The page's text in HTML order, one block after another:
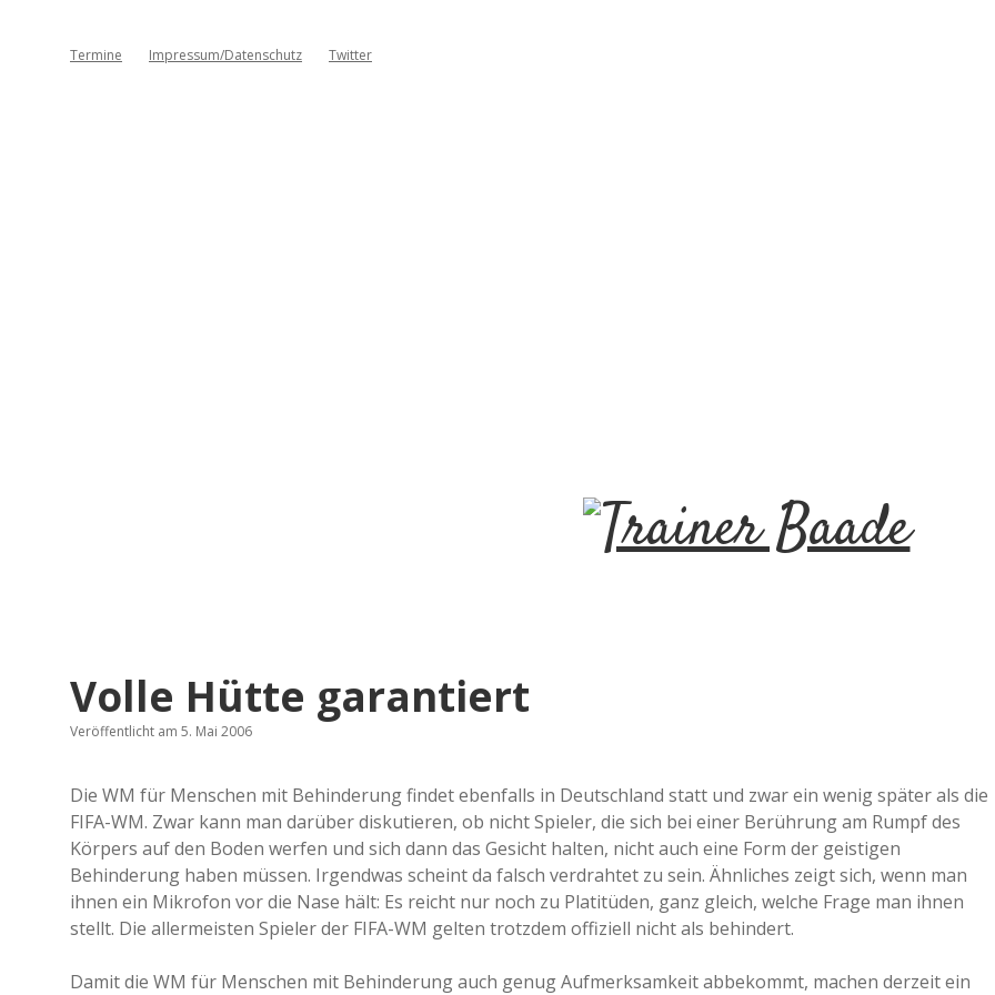
Termine Impressum/Datenschutz Twitter
T
n
e
r
Volle Hütte garantiert
Veröffentlicht am 5. Mai 2006
Die WM für Menschen mit Behinderung findet ebenfalls in Deutschland statt und zwar ein wenig später als die
FIFA-WM. Zwar kann man darüber diskutieren, ob nicht Spieler, die sich bei einer Berührung am Rumpf des
Körpers auf den Boden werfen und sich dann das Gesicht halten, nicht auch eine Form der geistigen
Behinderung haben müssen. Irgendwas scheint da falsch verdrahtet zu sein. Ähnliches zeigt sich, wenn man
ihnen ein Mikrofon vor die Nase hält: Es reicht nur noch zu Platitüden, ganz gleich, welche Frage man ihnen
stellt. Die allermeisten Spieler der FIFA-WM gelten trotzdem offiziell nicht als behindert.
Damit die WM für Menschen mit Behinderung auch genug Aufmerksamkeit abbekommt, machen derzeit ein